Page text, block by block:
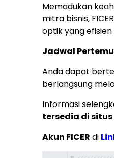
Memadukan
mitra bisnis,
optik yang
Jadwal
Anda dapat
berlangsung
Informasi
tersedia di situs
Akun FICER di